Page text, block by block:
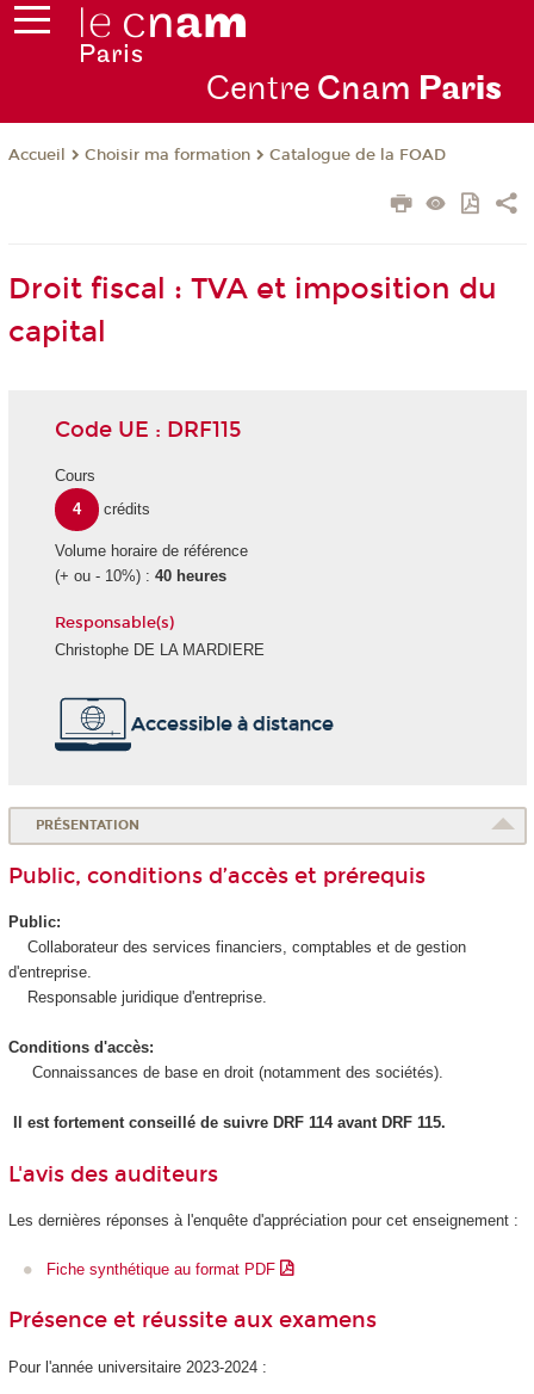
Centre Cnam Paris
Accueil Choisir ma formation Catalogue de la FOAD
Droit fiscal : TVA et imposition du
capital
Code UE : DRF115
Cours
4
crédits
Volume horaire de référence
(+ ou - 10%) : 40 heures
Responsable(s)
Christophe DE LA MARDIERE
Accessible à distance
PRÉSENTATION
Public, conditions d’accès et prérequis
Public:
Collaborateur des services financiers, comptables et de gestion
d'entreprise.
Responsable juridique d'entreprise.
Conditions d'accès:
Connaissances de base en droit (notamment des sociétés).
Il est fortement conseillé de suivre DRF 114 avant DRF 115.
L'avis des auditeurs
Les dernières réponses à l'enquête d'appréciation pour cet enseignement :
Fiche synthétique au format PDF
Présence et réussite aux examens
Pour l'année universitaire 2023-2024 :